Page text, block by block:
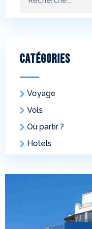
Catégories
Voyage
Vols
Où partir ?
Hotels